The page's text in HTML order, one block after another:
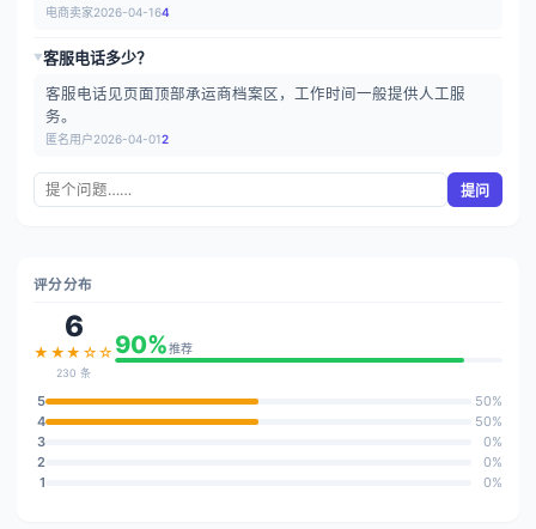
电商卖家2026-04-164
▶客服电话多少？
客服电话见页面顶部承运商档案区，工作时间一般提供人工服
务。
匿名用户2026-04-012
提问
评分分布
6
★★★☆☆
230 条
90%推荐
5
50%
4
50%
3
0%
2
0%
1
0%